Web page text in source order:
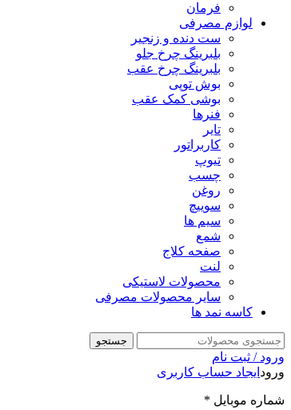
فرمان
لوازم مصرفی
ست دنده و زنجیر
بلبرینگ چرخ جلو
بلبرینگ چرخ عقب
بوش توپی
بوشی کمک عقب
فنرها
تایر
کاربراتور
تیوپ
چسب
روغن
سوییچ
سیم ها
شمع
صفحه کلاج
لنت
محصولات لاستیکی
سایر محصولات مصرفی
کاسه نمد ها
جستجو
ورود / ثبت نام
ورود ایجاد حساب کاربری
شماره موبایل *